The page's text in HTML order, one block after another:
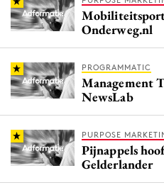
Onderweg.nl
PROGRAMMATIC
Management
NewsLab
PURPOSE
Pijnappels
Gelderlander